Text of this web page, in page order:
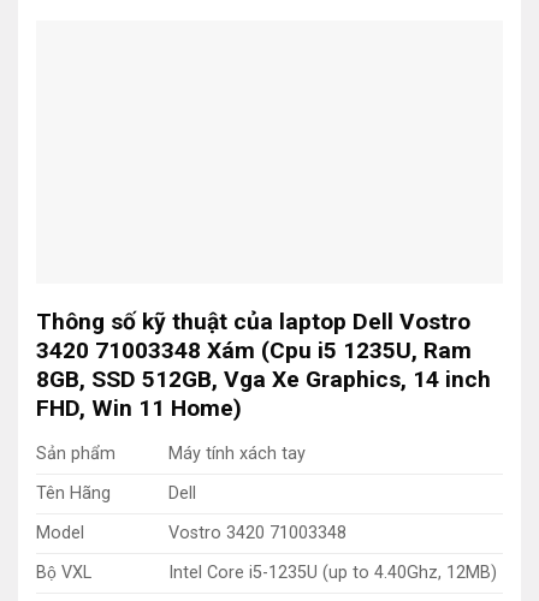
Thông số kỹ thuật của laptop Dell Vostro
3420 71003348 Xám (Cpu i5 1235U, Ram
8GB, SSD 512GB, Vga Xe Graphics, 14 inch
FHD, Win 11 Home)
Sản phẩm
Máy tính xách tay
Tên Hãng
Dell
Model
Vostro 3420 71003348
Bộ VXL
Intel Core i5-1235U (up to 4.40Ghz, 12MB)